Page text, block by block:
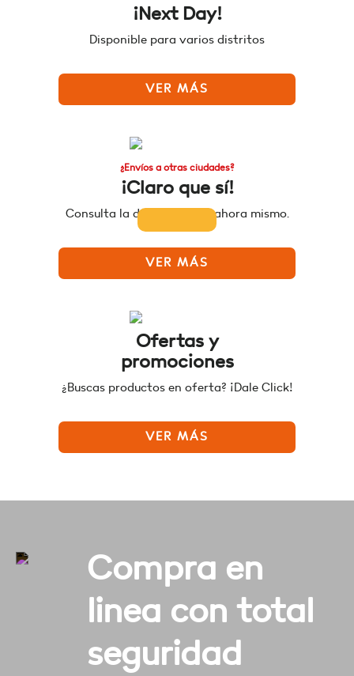
¡Next Day!
Disponible para varios distritos
VER MÁS
¿Envíos a otras ciudades?
¡Claro que sí!
Consulta la disponibilidad ahora mismo.
VER MÁS
Ofertas y
promociones
¿Buscas productos en oferta? ¡Dale Click!
VER MÁS
Compra en
linea con total
seguridad